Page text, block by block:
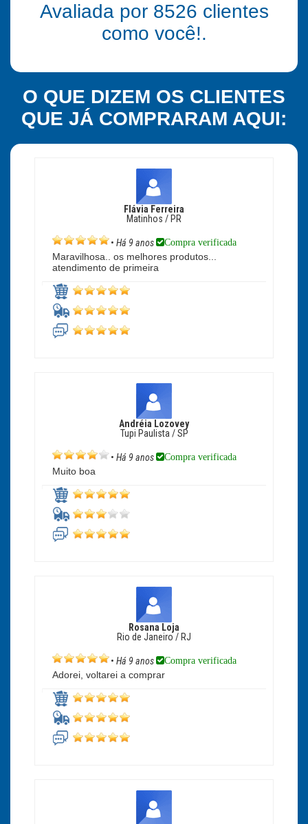
Avaliada por 8526 clientes
como você!.
O QUE DIZEM OS CLIENTES
QUE JÁ COMPRARAM AQUI:
Flávia Ferreira
Matinhos / PR
• Há 9 anos Compra verificada
Maravilhosa.. os melhores produtos...
atendimento de primeira
Andréia Lozovey
Tupi Paulista / SP
• Há 9 anos Compra verificada
Muito boa
Rosana Loja
Rio de Janeiro / RJ
• Há 9 anos Compra verificada
Adorei, voltarei a comprar